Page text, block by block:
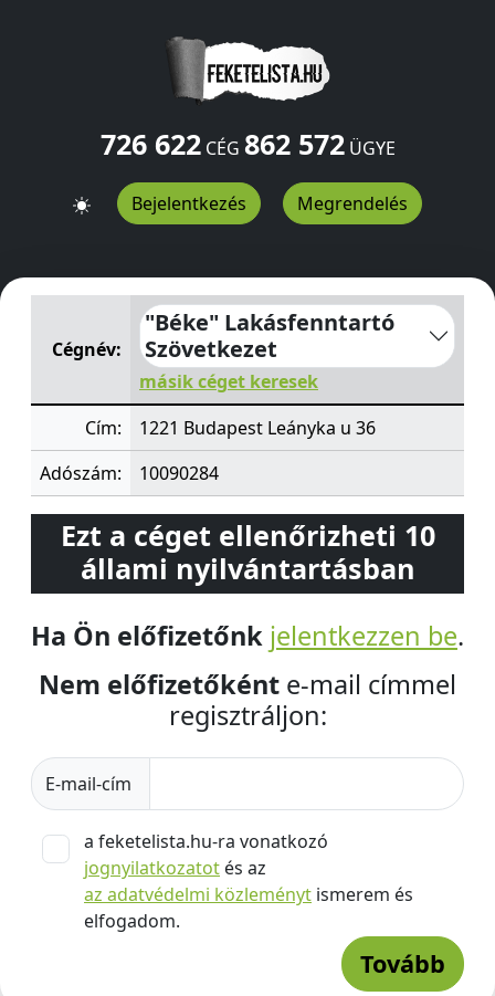
726 622CÉG 862 572ÜGYE
Bejelentkezés Megrendelés
"Béke" Lakásfenntartó SzövetkezetLeányka u 36
Cégnév:
"Béke" Lakásfenntartó
Szövetkezet
másik céget keresek
Cím:
1221 Budapest Leányka u 36
Adószám:
10090284
Ezt a céget ellenőrizheti 10
állami nyilvántartásban
Ha Ön előfizetőnk jelentkezzen be.
Nem előfizetőként e-mail címmel
regisztráljon:
E-mail-cím
a feketelista.hu-ra vonatkozó
jognyilatkozatot és az
az adatvédelmi közleményt ismerem és
elfogadom.
Tovább